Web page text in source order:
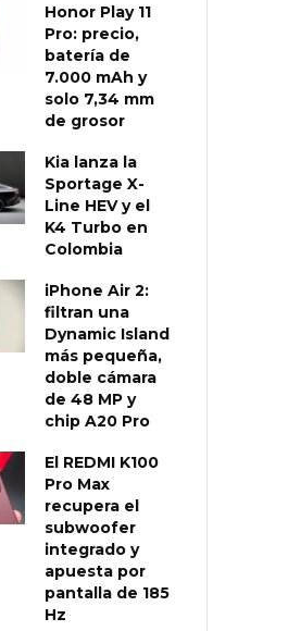
Honor Play 11
Pro: precio,
batería de
7.000 mAh y
solo 7,34 mm
de grosor
Kia lanza la
Sportage X-
Line HEV y el
K4 Turbo en
Colombia
iPhone Air 2:
filtran una
Dynamic Island
más pequeña,
doble cámara
de 48 MP y
chip A20 Pro
El REDMI K100
Pro Max
recupera el
subwoofer
integrado y
apuesta por
pantalla de 185
Hz